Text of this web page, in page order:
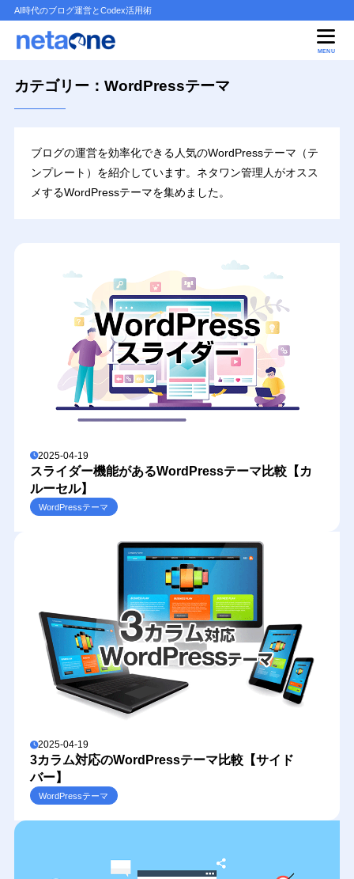
AI時代のブログ運営とCodex活用術
MENU
カテゴリー：WordPressテーマ
ブログの運営を効率化できる人気のWordPressテーマ（テ
ンプレート）を紹介しています。ネタワン管理人がオスス
メするWordPressテーマを集めました。
2025-04-19
スライダー機能があるWordPressテーマ比較【カ
ルーセル】
WordPressテーマ
2025-04-19
3カラム対応のWordPressテーマ比較【サイド
バー】
WordPressテーマ